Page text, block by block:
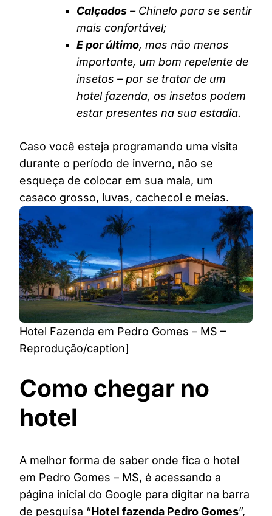
Calçados – Chinelo para se sentir
mais confortável;
E por último, mas não menos
importante, um bom repelente de
insetos – por se tratar de um
hotel fazenda, os insetos podem
estar presentes na sua estadia.
Caso você esteja programando uma visita
durante o período de inverno, não se
esqueça de colocar em sua mala, um
casaco grosso, luvas, cachecol e meias.
Hotel Fazenda em Pedro Gomes – MS –
Reprodução/caption]
Como chegar no
hotel
A melhor forma de saber onde fica o hotel
em Pedro Gomes – MS, é acessando a
página inicial do Google para digitar na barra
de pesquisa “Hotel fazenda Pedro Gomes”,